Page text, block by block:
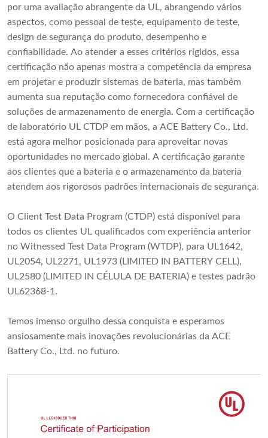
por uma avaliação abrangente da UL, abrangendo vários
aspectos, como pessoal de teste, equipamento de teste,
design de segurança do produto, desempenho e
confiabilidade. Ao atender a esses critérios rígidos, essa
certificação não apenas mostra a competência da empresa
em projetar e produzir sistemas de bateria, mas também
aumenta sua reputação como fornecedora confiável de
soluções de armazenamento de energia. Com a certificação
de laboratório UL CTDP em mãos, a ACE Battery Co., Ltd.
está agora melhor posicionada para aproveitar novas
oportunidades no mercado global. A certificação garante
aos clientes que a bateria e o armazenamento da bateria
atendem aos rigorosos padrões internacionais de segurança.
O Client Test Data Program (CTDP) está disponível para
todos os clientes UL qualificados com experiência anterior
no Witnessed Test Data Program (WTDP), para UL1642,
UL2054, UL2271, UL1973 (LIMITED IN BATTERY CELL),
UL2580 (LIMITED IN CÉLULA DE BATERIA) e testes padrão
UL62368-1.
Temos imenso orgulho dessa conquista e esperamos
ansiosamente mais inovações revolucionárias da ACE
Battery Co., Ltd. no futuro.